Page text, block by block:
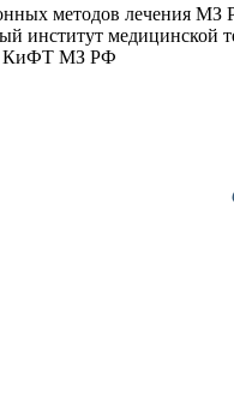
методов лечения МЗ
институт медицинской
КиФТ МЗ РФ